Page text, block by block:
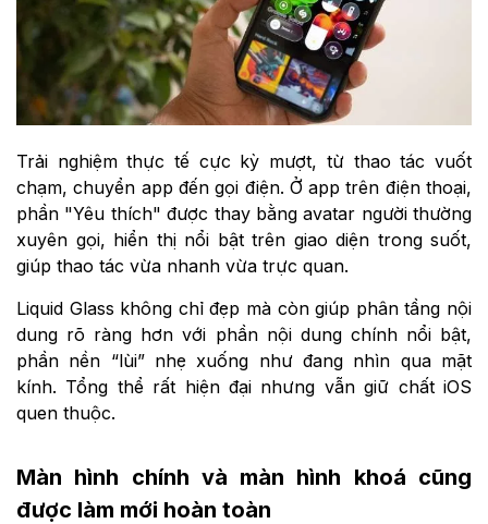
Trải nghiệm thực tế cực kỳ mượt, từ thao tác vuốt
chạm, chuyển app đến gọi điện. Ở app trên điện thoại,
phần "Yêu thích" được thay bằng avatar người thường
xuyên gọi, hiển thị nổi bật trên giao diện trong suốt,
giúp thao tác vừa nhanh vừa trực quan.
Liquid Glass không chỉ đẹp mà còn giúp phân tầng nội
dung rõ ràng hơn với phần nội dung chính nổi bật,
phần nền “lùi” nhẹ xuống như đang nhìn qua mặt
kính. Tổng thể rất hiện đại nhưng vẫn giữ chất iOS
quen thuộc.
Màn hình chính và màn hình khoá cũng
được làm mới hoàn toàn